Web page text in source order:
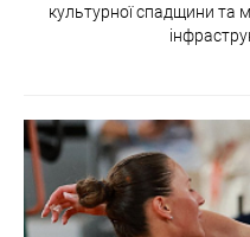
культурної спадщини та